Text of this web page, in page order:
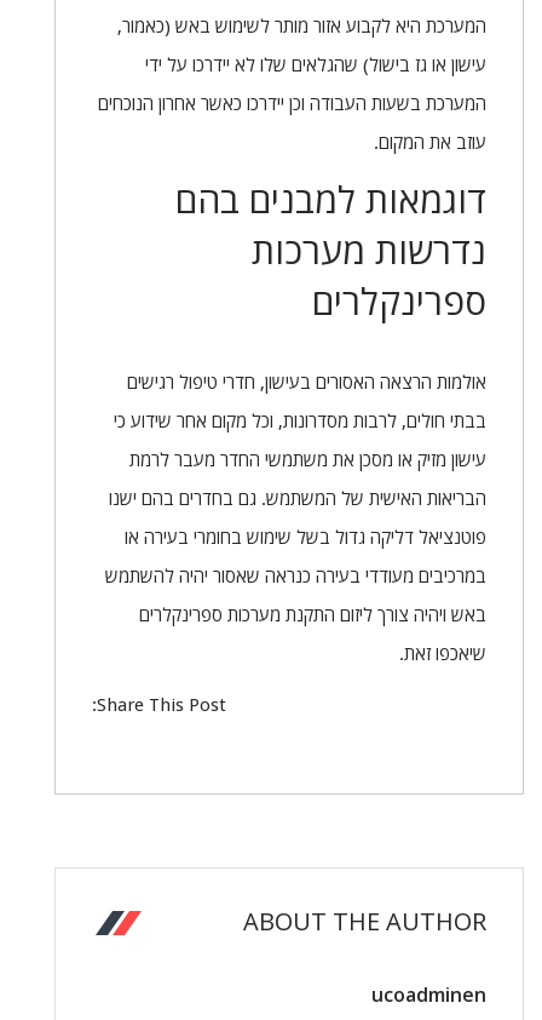
המערכת היא לקבוע אזור מותר לשימוש באש (כאמור,
עישון או גז בישול) שהגלאים שלו לא יידרכו על ידי
המערכת בשעות העבודה וכן יידרכו כאשר אחרון הנוכחים
עוזב את המקום.
דוגמאות למבנים בהם
נדרשות מערכות
ספרינקלרים
אולמות הרצאה האסורים בעישון, חדרי טיפול רגישים
בבתי חולים, לרבות מסדרונות, וכל מקום אחר שידוע כי
עישון מזיק או מסכן את משתמשי החדר מעבר לרמת
הבריאות האישית של המשתמש. גם בחדרים בהם ישנו
פוטנציאל דליקה גדול בשל שימוש בחומרי בעירה או
במרכיבים מעודדי בעירה כנראה שאסור יהיה להשתמש
באש ויהיה צורך ליזום התקנת מערכות ספרינקלרים
שיאכפו זאת.
Share This Post:
ABOUT THE AUTHOR
ucoadminen